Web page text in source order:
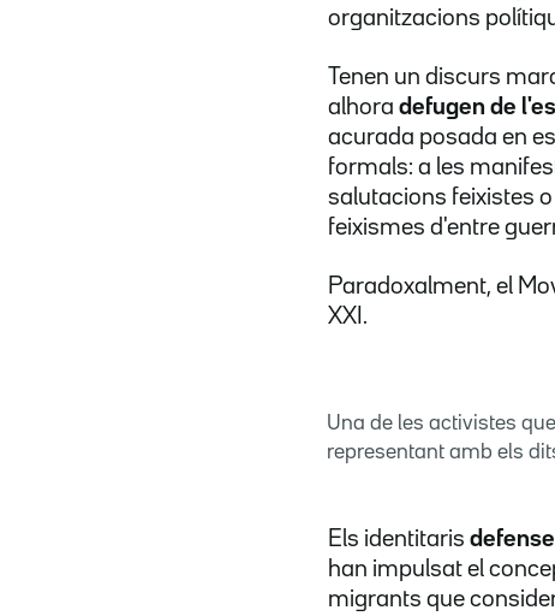
organitzacions
Tenen un discurs
alhora defugen de
acurada posada en
formals: a les
salutacions feixistes
feixismes d'entre
Paradoxalment, el
XXI.
Una de les activistes
representant amb els
Els identitaris
han impulsat el
migrants que